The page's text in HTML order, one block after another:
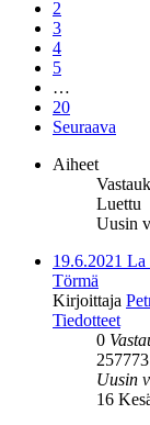
2
3
4
5
…
20
Seuraava
Aiheet
Luettu
Uusin
19.6.2021
Törmä
Kirjoittaja
Tiedotteet
0
257773
Uusin
16